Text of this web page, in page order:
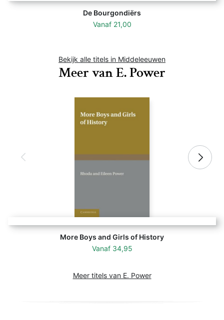
De Bourgondiërs
Vanaf 21,00
Bekijk alle titels in Middeleeuwen
Meer van E. Power
More Boys and Girls of History
Vanaf 34,95
Meer titels van E. Power